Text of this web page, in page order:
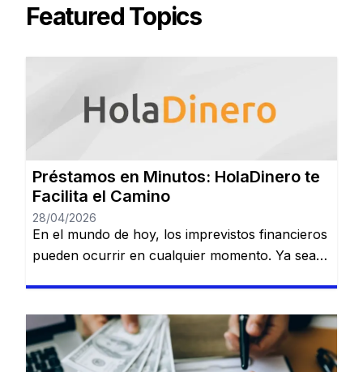
Featured Topics
Préstamos en Minutos: HolaDinero te
Facilita el Camino
28/04/2026
En el mundo de hoy, los imprevistos financieros
pueden ocurrir en cualquier momento. Ya sea
inversión importante, contar con una opción
confiable de financiamiento es esencial. Serás
redirigido a otro sitio web. HolaDinero se